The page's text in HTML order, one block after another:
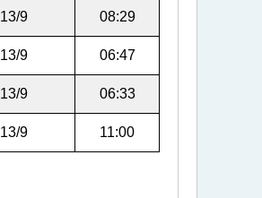
13/9 08:29
13/9 06:47
13/9 06:33
13/9 11:00